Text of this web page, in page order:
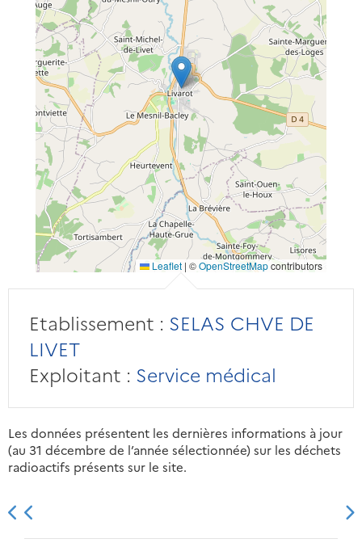
Leaflet | ©OpenStreetMapcontributors
Etablissement : SELAS CHVE DE
LIVET
Exploitant : Service médical
Les données présentent les dernières informations à jour
(au 31 décembre de l’année sélectionnée) sur les déchets
radioactifs présents sur le site.